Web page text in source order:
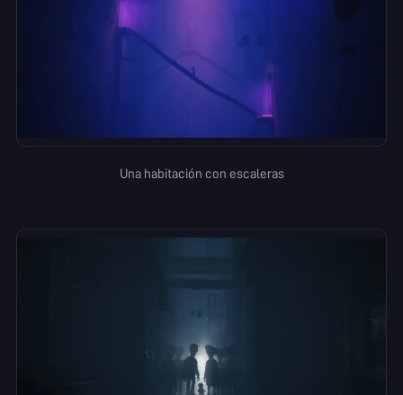
Una habitación con escaleras